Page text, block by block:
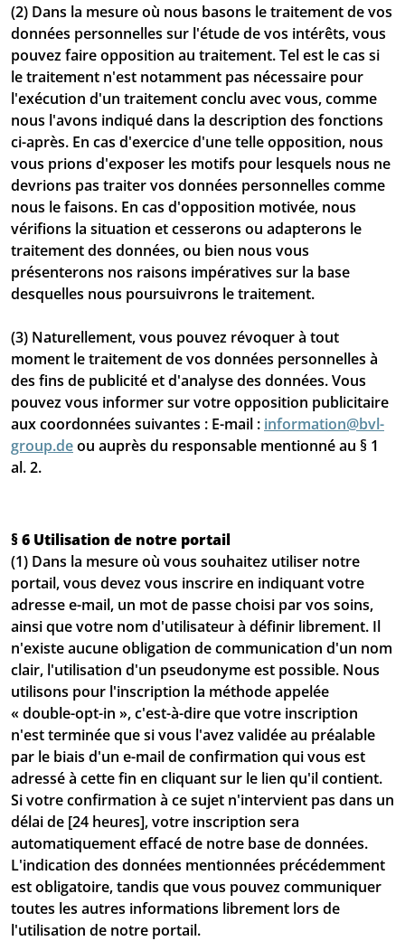
(2) Dans la mesure où nous basons le traitement de vos
données personnelles sur l'étude de vos intérêts, vous
pouvez faire opposition au traitement. Tel est le cas si
le traitement n'est notamment pas nécessaire pour
l'exécution d'un traitement conclu avec vous, comme
nous l'avons indiqué dans la description des fonctions
ci-après. En cas d'exercice d'une telle opposition, nous
vous prions d'exposer les motifs pour lesquels nous ne
devrions pas traiter vos données personnelles comme
nous le faisons. En cas d'opposition motivée, nous
vérifions la situation et cesserons ou adapterons le
traitement des données, ou bien nous vous
présenterons nos raisons impératives sur la base
desquelles nous poursuivrons le traitement.
(3) Naturellement, vous pouvez révoquer à tout
moment le traitement de vos données personnelles à
des fins de publicité et d'analyse des données. Vous
pouvez vous informer sur votre opposition publicitaire
aux coordonnées suivantes : E-mail : information@bvl-
group.deou auprès du responsable mentionné au § 1
al. 2.
§ 6 Utilisation de notre portail
(1) Dans la mesure où vous souhaitez utiliser notre
portail, vous devez vous inscrire en indiquant votre
adresse e-mail, un mot de passe choisi par vos soins,
ainsi que votre nom d'utilisateur à définir librement. Il
n'existe aucune obligation de communication d'un nom
clair, l'utilisation d'un pseudonyme est possible. Nous
utilisons pour l'inscription la méthode appelée
« double-opt-in », c'est-à-dire que votre inscription
n'est terminée que si vous l'avez validée au préalable
par le biais d'un e-mail de confirmation qui vous est
adressé à cette fin en cliquant sur le lien qu'il contient.
Si votre confirmation à ce sujet n'intervient pas dans un
délai de [24 heures], votre inscription sera
automatiquement effacé de notre base de données.
L'indication des données mentionnées précédemment
est obligatoire, tandis que vous pouvez communiquer
toutes les autres informations librement lors de
l'utilisation de notre portail.